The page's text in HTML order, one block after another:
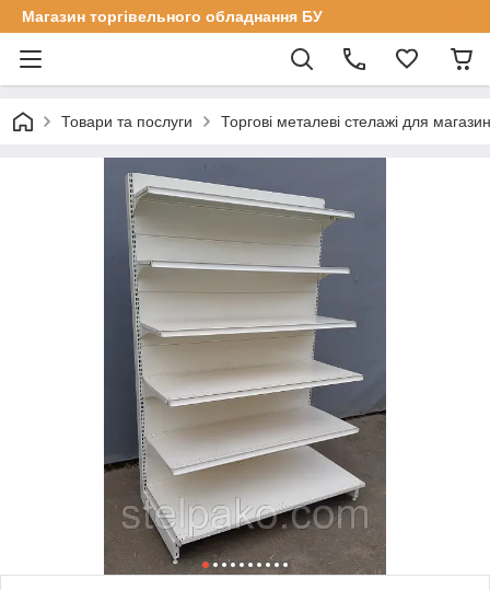
Магазин торгівельного обладнання БУ
Товари та послуги Торгові металеві стелажі для